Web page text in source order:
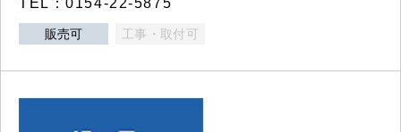
TEL：0154-22-5875
販売可 工事・取付可